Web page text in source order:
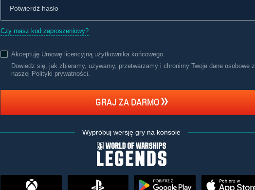
Czy masz kod zaproszeniowy?
Akceptuję Umowę licencyjną użytkownika końcowego.
Dowiedz się, jak zbieramy, używamy, przetwarzamy i chronimy Twoje dane osobowe z
naszej Polityki prywatności.
GRAJ ZA DARMO
Wypróbuj wersję gry na konsole